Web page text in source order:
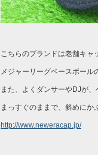
こちらのブランドは老舗キャ
メジャーリーグベースボール
また、よくダンサーやDJが
まっすぐのままで、斜めにか
http://www.neweracap.jp/